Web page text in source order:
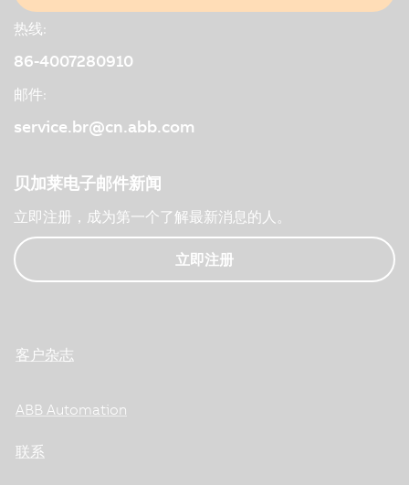
热线:
86-4007280910
邮件:
service.br@cn.abb.com
贝加莱电子邮件新闻
立即注册，成为第一个了解最新消息的人。
立即注册
客户杂志
ABB Automation
联系